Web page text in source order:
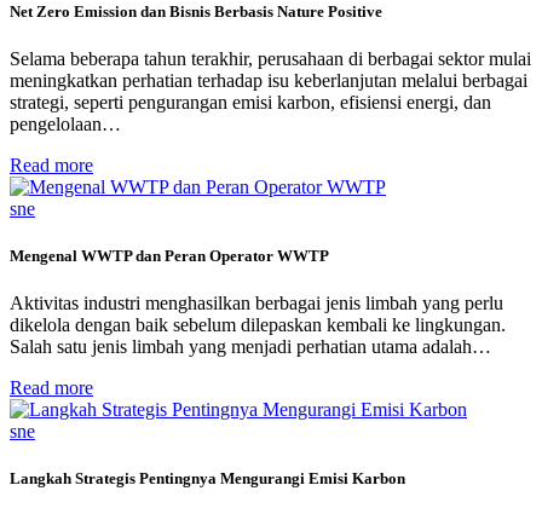
Net Zero Emission dan Bisnis Berbasis Nature Positive
Selama beberapa tahun terakhir, perusahaan di berbagai sektor mulai
meningkatkan perhatian terhadap isu keberlanjutan melalui berbagai
strategi, seperti pengurangan emisi karbon, efisiensi energi, dan
pengelolaan…
Read more
sne
Mengenal WWTP dan Peran Operator WWTP
Aktivitas industri menghasilkan berbagai jenis limbah yang perlu
dikelola dengan baik sebelum dilepaskan kembali ke lingkungan.
Salah satu jenis limbah yang menjadi perhatian utama adalah…
Read more
sne
Langkah Strategis Pentingnya Mengurangi Emisi Karbon